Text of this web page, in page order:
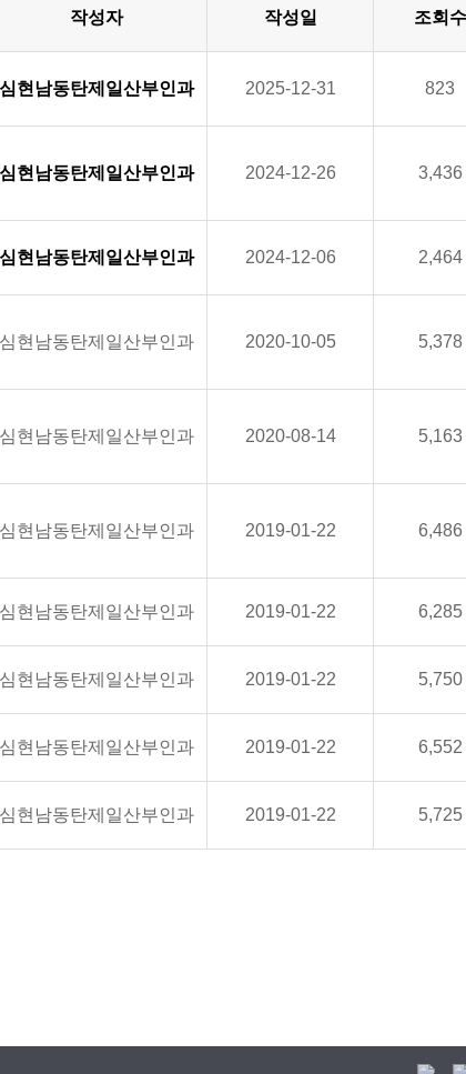
작성자 작성일 조회수
심현남동탄제일산부인과 2025-12-31 823
심현남동탄제일산부인과 2024-12-26 3,436
심현남동탄제일산부인과 2024-12-06 2,464
심현남동탄제일산부인과 2020-10-05 5,378
심현남동탄제일산부인과 2020-08-14 5,163
심현남동탄제일산부인과 2019-01-22 6,486
심현남동탄제일산부인과 2019-01-22 6,285
심현남동탄제일산부인과 2019-01-22 5,750
심현남동탄제일산부인과 2019-01-22 6,552
심현남동탄제일산부인과 2019-01-22 5,725